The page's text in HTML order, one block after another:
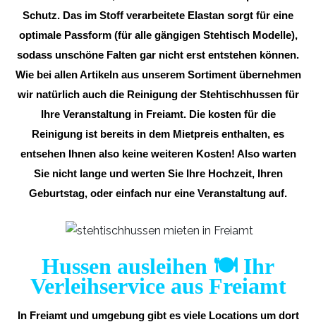
Schutz. Das im Stoff verarbeitete Elastan sorgt für eine
optimale Passform (für alle gängigen Stehtisch Modelle),
sodass unschöne Falten gar nicht erst entstehen können.
Wie bei allen Artikeln aus unserem Sortiment übernehmen
wir natürlich auch die Reinigung der Stehtischhussen für
Ihre Veranstaltung in Freiamt. Die kosten für die
Reinigung ist bereits in dem Mietpreis enthalten, es
entsehen Ihnen also keine weiteren Kosten! Also warten
Sie nicht lange und werten Sie Ihre Hochzeit, Ihren
Geburtstag, oder einfach nur eine Veranstaltung auf.
Hussen ausleihen 🍽️ Ihr
Verleihservice aus Freiamt
In Freiamt und umgebung gibt es viele Locations um dort